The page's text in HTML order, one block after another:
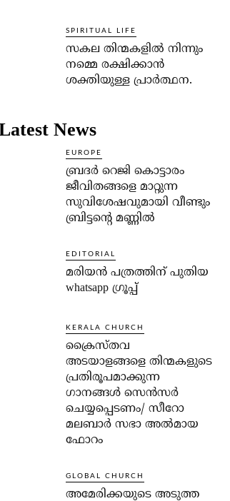
SPIRITUAL LIFE
സകല തിന്മകളില്‍ നിന്നും
നമ്മെ രക്ഷിക്കാന്‍
ശക്തിയുള്ള പ്രാര്‍ത്ഥന.
News
EUROPE
ബ്രദർ റെജി കൊട്ടാരം
ജീവിതങ്ങളെ മാറ്റുന്ന
സുവിശേഷവുമായി വീണ്ടും
ബ്രിട്ടന്റെ മണ്ണിൽ
EDITORIAL
മരിയൻ പത്രത്തിന് പുതിയ
whatsapp ഗ്രൂപ്പ്
KERALA CHURCH
ക്രൈസ്തവ
അടയാളങ്ങളെ തിന്മകളുടെ
പ്രതിരൂപമാക്കുന്ന
ഗാനങ്ങൾ സെൻസർ
ചെയ്യപ്പെടണം/ സീറോ
മലബാർ സഭാ അൽമായ
ഫോറം
GLOBAL CHURCH
അമേരിക്കയുടെ അടുത്ത